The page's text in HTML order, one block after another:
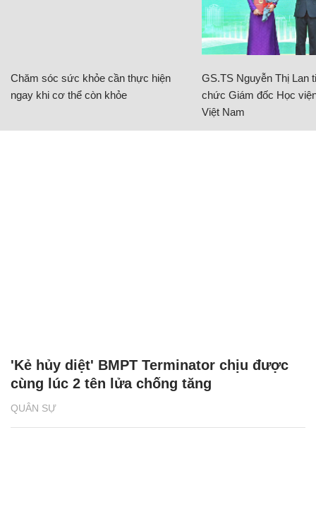
Chăm sóc sức khỏe cần thực hiện
ngay khi cơ thể còn khỏe
GS.TS Nguyễn Thị Lan
chức Giám đốc Học
Việt Nam
QUÂN SỰ
'Kẻ hủy diệt' BMPT Terminator chịu được
cùng lúc 2 tên lửa chống tăng